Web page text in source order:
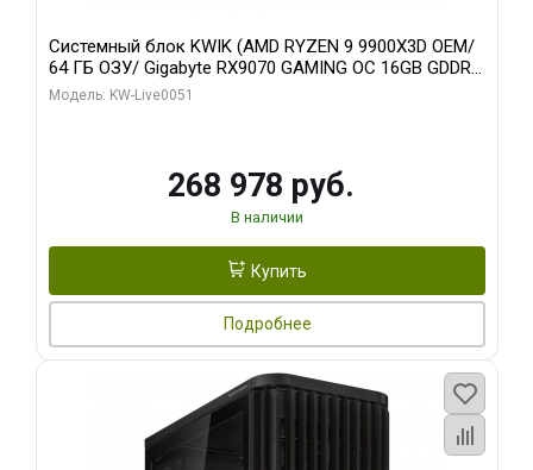
Системный блок KWIK (AMD RYZEN 9 9900X3D OEM/
64 ГБ ОЗУ/ Gigabyte RX9070 GAMING OC 16GB GDDR6
256bit 2xDP 2xH/ 960 ГБ SSD)
Модель: KW-Live0051
268 978 руб.
В наличии
Купить
Подробнее